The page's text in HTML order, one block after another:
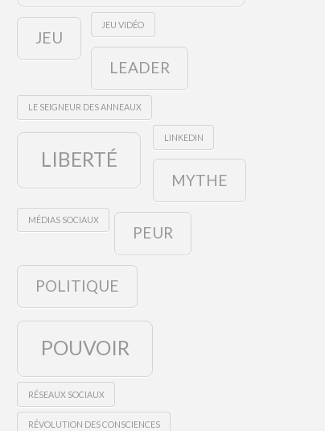
JEU
JEU VIDÉO
LEADER
LE SEIGNEUR DES ANNEAUX
LIBERTÉ
LINKEDIN
MYTHE
MÉDIAS SOCIAUX
PEUR
POLITIQUE
POUVOIR
RÉSEAUX SOCIAUX
RÉVOLUTION DES CONSCIENCES